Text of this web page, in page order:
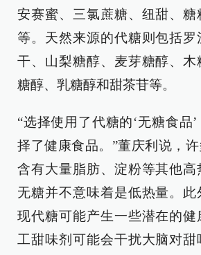
安赛蜜、三氯蔗糖、纽甜、
等。天然来源的代糖则包括
干、山梨糖醇、麦芽糖醇、木
糖醇、乳糖醇和甜茶苷等。
“选择使用了代糖的‘无糖食品
择了健康食品。”董庆利说，
含有大量脂肪、淀粉等其他
无糖并不意味着是低热量。
现代糖可能产生一些潜在的健
工甜味剂可能会干扰大脑对甜